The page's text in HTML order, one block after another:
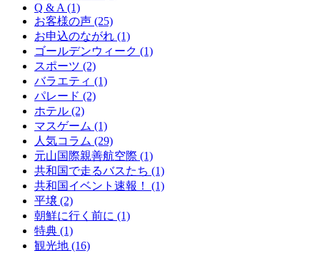
Q & A (1)
お客様の声 (25)
お申込のながれ (1)
ゴールデンウィーク (1)
スポーツ (2)
バラエティ (1)
パレード (2)
ホテル (2)
マスゲーム (1)
人気コラム (29)
元山国際親善航空際 (1)
共和国で走るバスたち (1)
共和国イベント速報！ (1)
平壌 (2)
朝鮮に行く前に (1)
特典 (1)
観光地 (16)